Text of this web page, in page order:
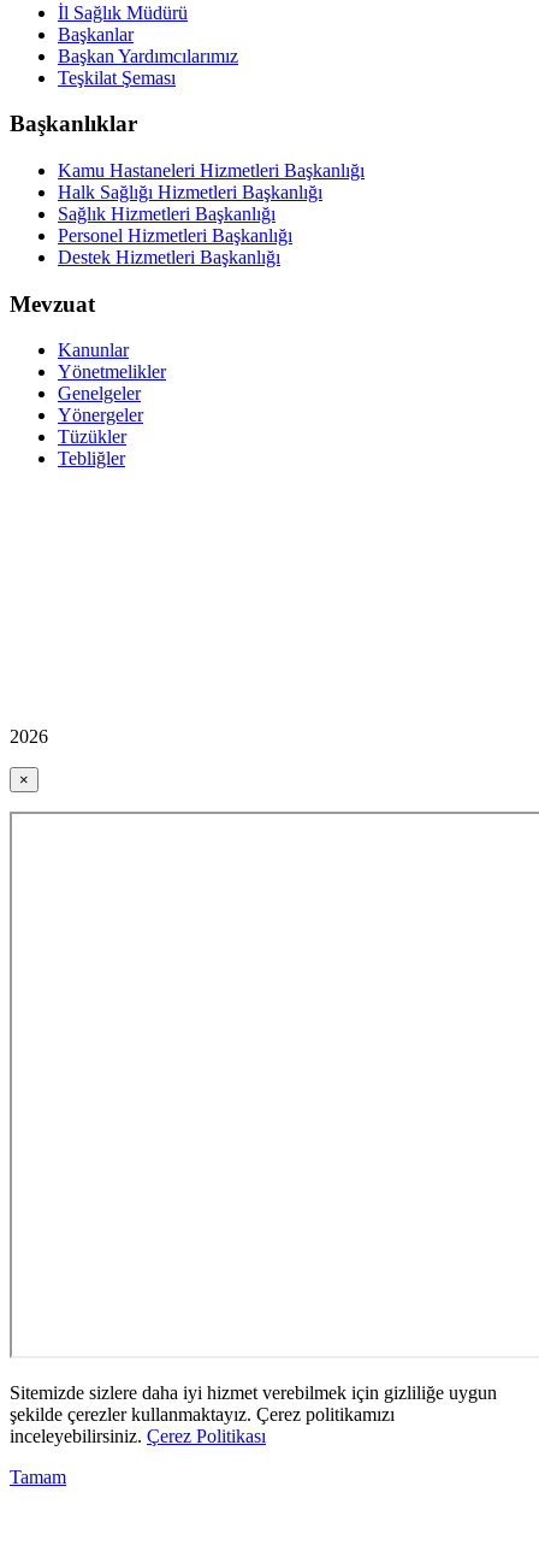
İl Sağlık Müdürü
Başkanlar
Başkan Yardımcılarımız
Teşkilat Şeması
Başkanlıklar
Kamu Hastaneleri Hizmetleri Başkanlığı
Halk Sağlığı Hizmetleri Başkanlığı
Sağlık Hizmetleri Başkanlığı
Personel Hizmetleri Başkanlığı
Destek Hizmetleri Başkanlığı
Mevzuat
Kanunlar
Yönetmelikler
Genelgeler
Yönergeler
Tüzükler
Tebliğler
2026
×
Sitemizde sizlere daha iyi hizmet verebilmek için gizliliğe uygun
şekilde çerezler kullanmaktayız. Çerez politikamızı
inceleyebilirsiniz. Çerez Politikası
Tamam